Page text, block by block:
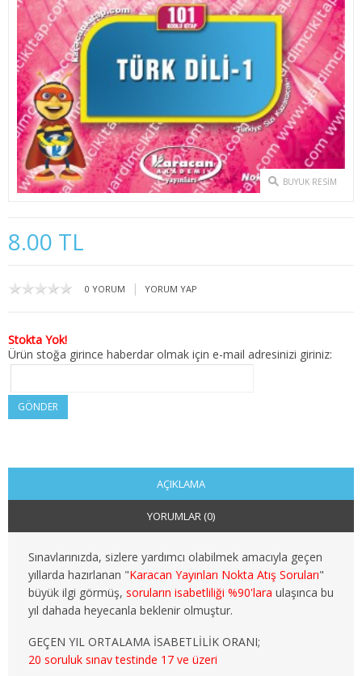
2. SINIF 3. YARIYIL İKTİSAT
2. SINIF 4. YARIYIL İKTİSAT
3. SINIF 5. YARIYIL İKTİSAT
3. SINIF 6. YARIYIL İKTİSAT
4. SINIF 7. YARIYIL İKTİSAT
4. SINIF 8. YARIYIL İKTİSAT
2. SINIF 3. YARIYIL KAMU
3. SINIF 5. YARIYIL KAMU
4. SINIF 7. YARIYIL KAMU
4. SINIF 8. YARIYIL KAMU
MALİYE
1. SINIF 1. YARIYIL MALİYE
2. SINIF 3. YARIYIL MALİYE
BUYUK RESIM
8.00 TL
0 YORUM | YORUM YAP
Stokta Yok!
Ürün stoğa girince haberdar olmak için e-mail adresinizi giriniz:
GÖNDER
AÇIKLAMA
YORUMLAR (0)
Sınavlarınızda, sizlere yardımcı olabilmek amacıyla geçen
yıllarda hazırlanan "Karacan Yayınları Nokta Atış Soruları"
büyük ilgi görmüş, soruların isabetliliği %90'lara ulaşınca bu
yıl dahada heyecanla beklenir olmuştur.
GEÇEN YIL ORTALAMA İSABETLİLİK ORANI;
20 soruluk sınav testinde 17 ve üzeri